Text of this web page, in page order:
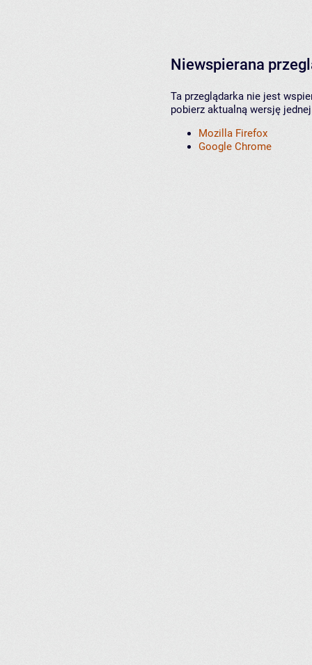
Niewspierana
Ta przeglądarka nie jest
pobierz aktualną wersję
Mozilla Firefox
Google Chrome